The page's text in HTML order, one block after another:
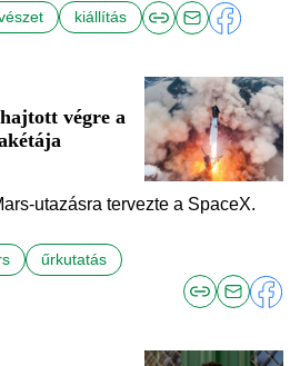
kiállítás
végre a
utazásra tervezte a SpaceX.
űrkutatás